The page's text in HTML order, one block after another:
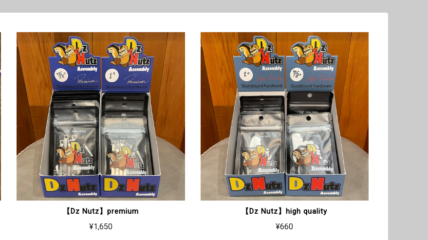
【Dz Nutz】premium
¥1,650
【Dz Nutz】high quality
¥660